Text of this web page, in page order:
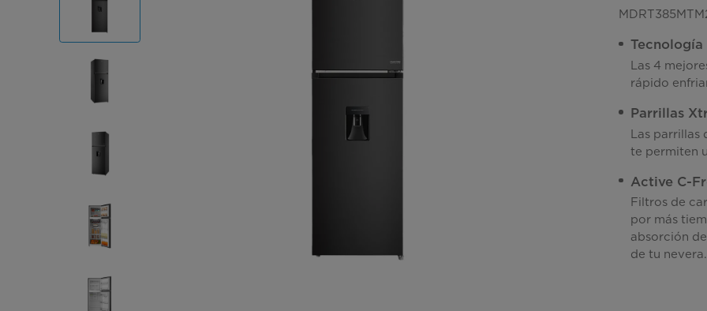
Las 4
rápido
Parrillas
Las
te permiten
Active C-
Filtros de
por más
absorción
de tu nevera.